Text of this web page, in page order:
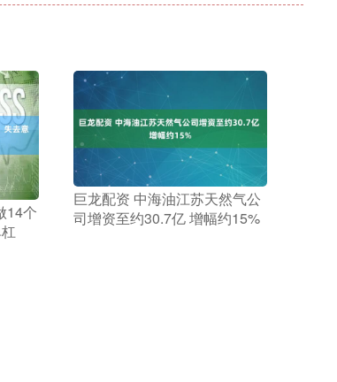
14个
​巨龙配资 中海油江苏天然气公
司增资至约30.7亿 增幅约15%